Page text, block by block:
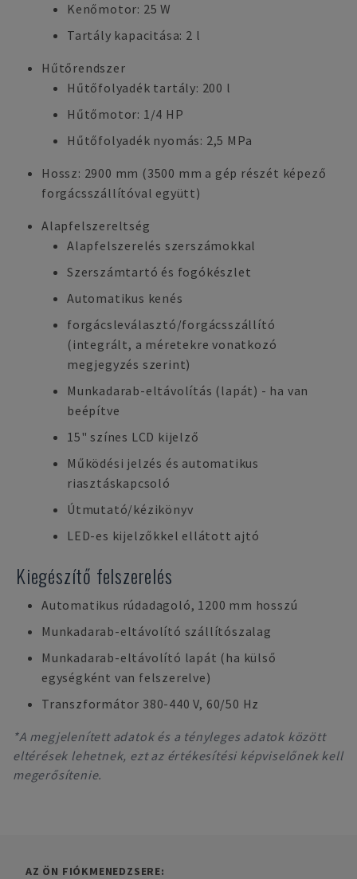
Kenőmotor: 25 W
Tartály kapacitása: 2 l
Hűtőrendszer
Hűtőfolyadék tartály: 200 l
Hűtőmotor: 1/4 HP
Hűtőfolyadék nyomás: 2,5 MPa
Hossz: 2900 mm (3500 mm a gép részét képező
forgácsszállítóval együtt)
Alapfelszereltség
Alapfelszerelés szerszámokkal
Szerszámtartó és fogókészlet
Automatikus kenés
forgácsleválasztó/forgácsszállító
(integrált, a méretekre vonatkozó
megjegyzés szerint)
Munkadarab-eltávolítás (lapát) - ha van
beépítve
15" színes LCD kijelző
Működési jelzés és automatikus
riasztáskapcsoló
Útmutató/kézikönyv
LED-es kijelzőkkel ellátott ajtó
Kiegészítő felszerelés
Automatikus rúdadagoló, 1200 mm hosszú
Munkadarab-eltávolító szállítószalag
Munkadarab-eltávolító lapát (ha külső
egységként van felszerelve)
Transzformátor 380-440 V, 60/50 Hz
*A megjelenített adatok és a tényleges adatok között
eltérések lehetnek, ezt az értékesítési képviselőnek kell
megerősítenie.
AZ ÖN FIÓKMENEDZSERE: